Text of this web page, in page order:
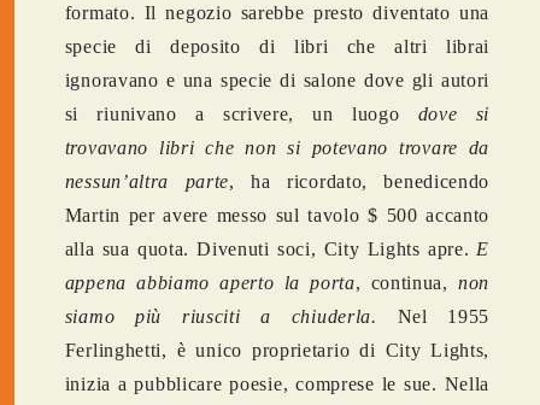
formato. Il negozio sarebbe presto diventato una
specie di deposito di libri che altri librai
ignoravano e una specie di salone dove gli autori
si riunivano a scrivere, un luogo dove si
trovavano libri che non si potevano trovare da
nessun’altra parte, ha ricordato, benedicendo
Martin per avere messo sul tavolo $ 500 accanto
alla sua quota. Divenuti soci, City Lights apre. E
appena abbiamo aperto la porta, continua,non
siamo più riusciti a chiuderla.
Nel 1955
Ferlinghetti, è unico proprietario di City Lights,
inizia a pubblicare poesie, comprese le sue. Nella